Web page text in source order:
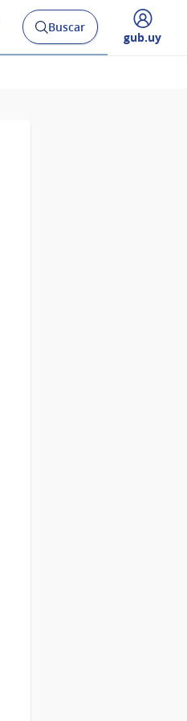
Abrir
buscador
Buscar
Desplegar
gub.uy